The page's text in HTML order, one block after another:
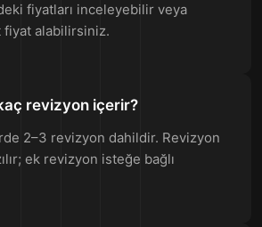
fiyatları inceleyebilir veya
fiyat alabilirsiniz.
revizyon içerir?
2–3 revizyon dahildir. Revizyon
ek revizyon isteğe bağlı